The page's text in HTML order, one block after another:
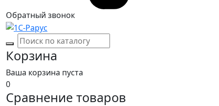
Обратный звонок
Корзина
Ваша корзина пуста
0
Сравнение товаров